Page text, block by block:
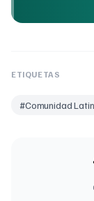
ETIQUETAS
#Comunidad